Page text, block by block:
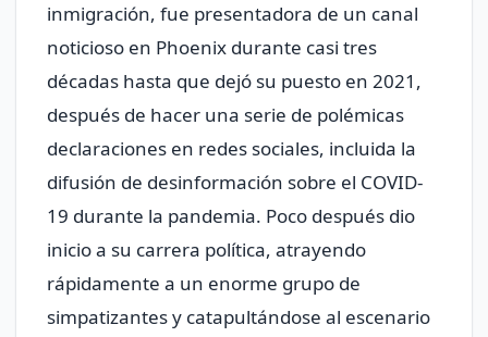
inmigración, fue presentadora de un canal
noticioso en Phoenix durante casi tres
décadas hasta que dejó su puesto en 2021,
después de hacer una serie de polémicas
declaraciones en redes sociales, incluida la
difusión de desinformación sobre el COVID-
19 durante la pandemia. Poco después dio
inicio a su carrera política, atrayendo
rápidamente a un enorme grupo de
simpatizantes y catapultándose al escenario